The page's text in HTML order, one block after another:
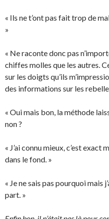
« Ils ne t’ont pas fait trop de
»
« Ne raconte donc pas
chiffes molles que les autres.
sur les doigts qu’ils
des informations sur les
« Oui mais bon, la méthode
non ?
« J’ai connu mieux, c’est
dans le fond. »
« Je ne sais pas pourquoi mais
part. »